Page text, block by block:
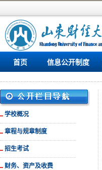
首页 信息公开制度
学校概况
章程与规章制度
招生考试
财务、资产及收费